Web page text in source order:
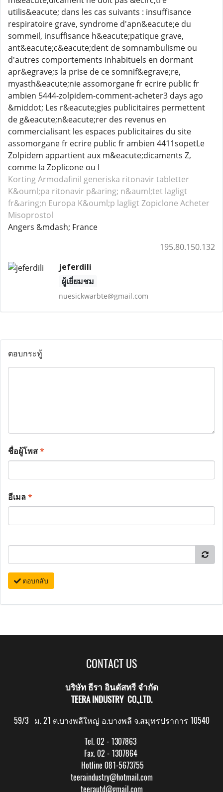
utilis&eacute; dans les cas suivants : insuffisance
respiratoire grave, syndrome d'apn&eacute;e du
sommeil, insuffisance h&eacute;patique grave,
ant&eacute;c&eacute;dent de somnambulisme ou
d'autres comportements inhabituels en dormant
apr&egrave;s la prise de ce somnif&egrave;re,
myasth&eacute;nie assomorgane fr ecrire public fr
ambien 5444-zolpidem-comment-acheter3 days ago
&middot; Les r&eacute;gies publicitaires permettent
de g&eacute;n&eacute;rer des revenus en
commercialisant les espaces publicitaires du site
assomorgane fr ecrire public fr ambien 4411sopetLe
Zolpidem appartient aux m&eacute;dicaments Z,
comme la Zoplicone ou l
Korting Armodafinil generiska ritonavir tabletter
K&ouml;pa ritonavir p&aring; n&auml;tet lagligt
fr&aring;n Europa K&ouml;p lagligt Zopiclone Acheter
Misoprostol
Angers &mdash; France
195.80.150.132
jeferdili
ผู้เยี่ยมชม
nuesickwarbte@gmail.com
ตอบกระทู้
ชื่อผู้โพส*
อีเมล*
ตอบกลับ
CONTACT US
บริษัท ธีรา อินดัสทรี จำกัด
TEERA INDUSTRY CO.,LTD.
59/3 ม. 21 ต.บางพลีใหญ่ อ.บางพลี จ.สมุทรปราการ 10540
Tel. 02 - 1307863
Fax. 02 - 1307864
Hotline 081-5673755
teeraindustry@hotmail.com
teerautd@gmail.com